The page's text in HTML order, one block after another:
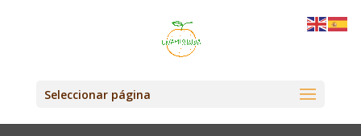
Seleccionar página